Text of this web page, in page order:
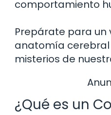
comportamiento
Prepárate para un
anatomía
misterios de
¿Qué es un